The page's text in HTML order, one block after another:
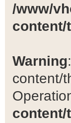
/www/
content/
Warning
content/
content/